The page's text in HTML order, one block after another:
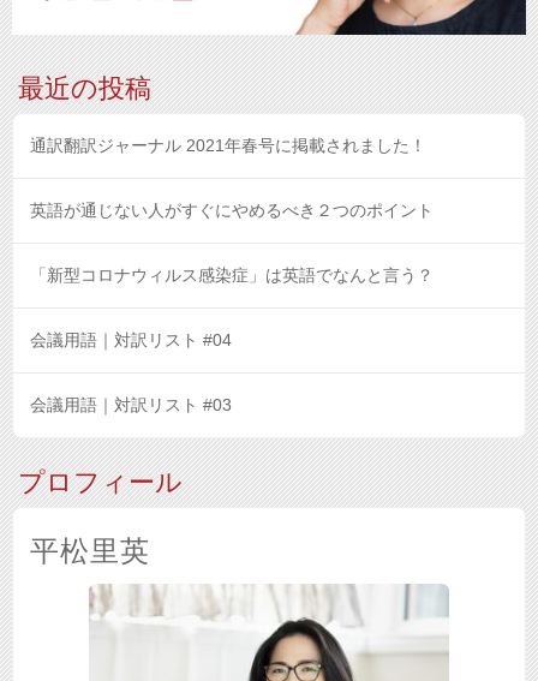
最近の投稿
通訳翻訳ジャーナル 2021年春号に掲載されました！
英語が通じない人がすぐにやめるべき２つのポイント
「新型コロナウィルス感染症」は英語でなんと言う？
会議用語｜対訳リスト #04
会議用語｜対訳リスト #03
プロフィール
平松里英